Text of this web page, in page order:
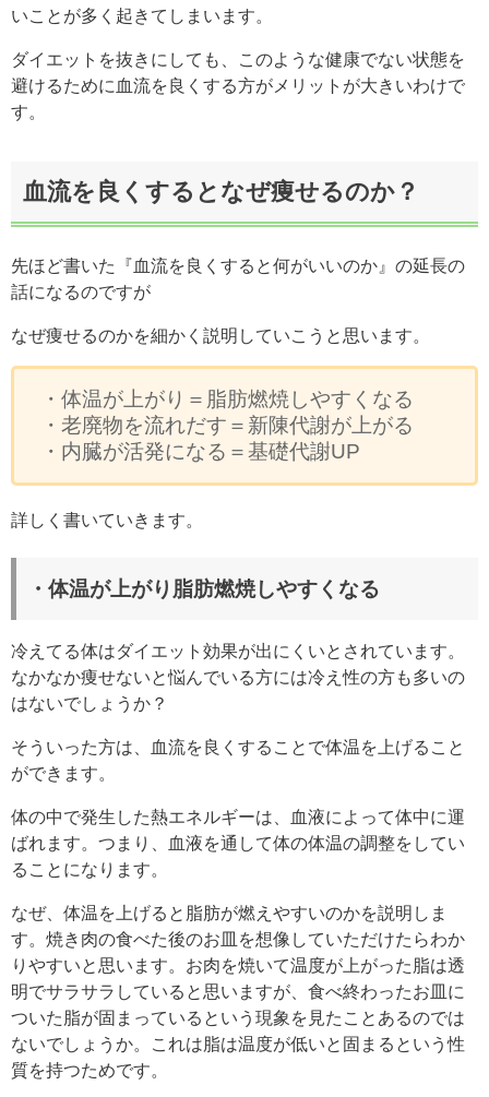
いことが多く起きてしまいます。
ダイエットを抜きにしても、このような健康でない状態を
避けるために血流を良くする方がメリットが大きいわけで
す。
血流を良くするとなぜ痩せるのか？
先ほど書いた『血流を良くすると何がいいのか』の延長の
話になるのですが
なぜ痩せるのかを細かく説明していこうと思います。
・ 体温が上がり＝脂肪燃焼しやすくなる
・老廃物を流れだす＝新陳代謝が上がる
・内臓が活発になる＝基礎代謝UP
詳しく書いていきます。
・ 体温が上がり脂肪燃焼しやすくなる
冷えてる体はダイエット効果が出にくいとされています。
なかなか痩せないと悩んでいる方には冷え性の方も多いの
はないでしょうか？
そういった方は、血流を良くすることで体温を上げること
ができます。
体の中で発生した熱エネルギーは、血液によって体中に運
ばれます。つまり、血液を通して体の体温の調整をしてい
ることになります。
なぜ、体温を上げると脂肪が燃えやすいのかを説明しま
す。焼き肉の食べた後のお皿を想像していただけたらわか
りやすいと思います。お肉を焼いて温度が上がった脂は透
明でサラサラしていると思いますが、食べ終わったお皿に
ついた脂が固まっているという現象を見たことあるのでは
ないでしょうか。これは脂は温度が低いと固まるという性
質を持つためです。